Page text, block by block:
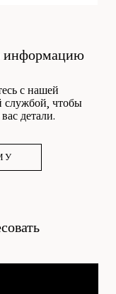
информацию
с нашей
службой, чтобы
детали.